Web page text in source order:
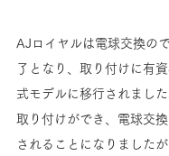
AJロイヤルは電球交換の
了となり、取り付けに有
式モデルに移行されまし
取り付けができ、電球交
されることになりました